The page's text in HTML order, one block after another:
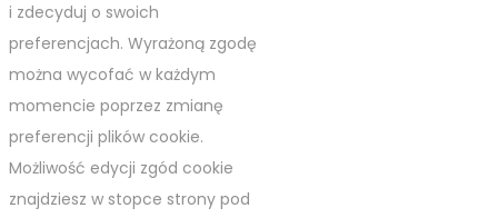
i zdecyduj o swoich
preferencjach. Wyrażoną zgodę
można wycofać w każdym
momencie poprzez zmianę
preferencji plików cookie.
Możliwość edycji zgód cookie
znajdziesz w stopce strony pod